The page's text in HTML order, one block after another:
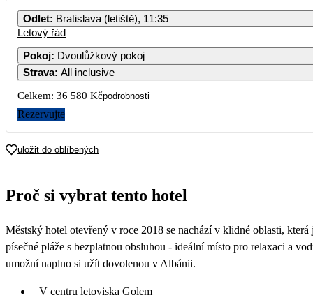
Odlet: Bratislava (letiště), 11:35
Letový řád
Pokoj: Dvoulůžkový pokoj
Strava: All inclusive
Celkem: 36 580 Kčpodrobnosti
Rezervujte
uložit do oblíbených
Proč si vybrat tento hotel
Městský hotel otevřený v roce 2018 se nachází v klidné oblasti,
písečné pláže s bezplatnou obsluhou - ideální místo pro relaxaci a
umožní naplno si užít dovolenou v Albánii.
V centru letoviska Golem